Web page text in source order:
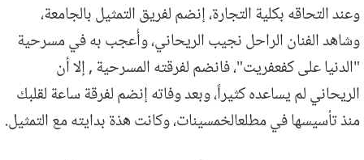
وعند التحاقه بكلية التجارة، إنضم لفريق التمثيل بالجامعة،
وشاهد الفنان الراحل نجيب الريحاني، وأُعجب به في مسرحية
"الدنيا على كفعفريت"، فانضم لفرقته المسرحية , إلا أن
الريحاني لم يساعده كثيراً، وبعد وفاته إنضم لفرقة ساعة لقلبك
منذ تأسيسها في مطلعالخمسينات، وكانت هذة بدايته مع التمثيل.